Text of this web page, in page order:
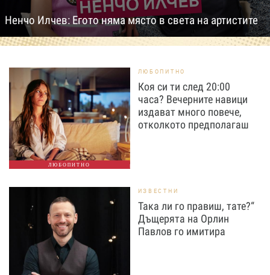
Ненчо Илчев: Егото няма място в света на артистите
ЛЮБОПИТНО
ЛЮБОПИТНО
Коя си ти след 20:00
часа? Вечерните навици
издават много повече,
отколкото предполагаш
ИЗВЕСТНИ
Така ли го правиш, тате?“
Дъщерята на Орлин
Павлов го имитира